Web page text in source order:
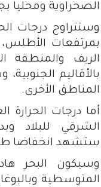
الصحراوية ومحليا
المناطق الأخرى.
أما درجات الحرارة
الشرقي للبلاد
ستشهد انخفاضا
وسيكون البحر
المتوسطية